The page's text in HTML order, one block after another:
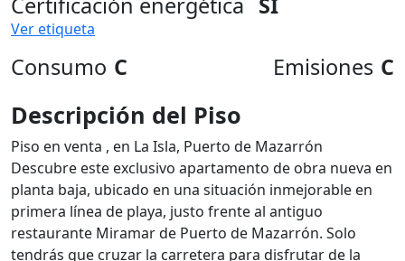
Ver etiqueta
Consumo C Emisiones C
Descripción del Piso
Piso en venta , en La Isla, Puerto de Mazarrón
Descubre este exclusivo apartamento de obra nueva en
planta baja, ubicado en una situación inmejorable en
primera línea de playa, justo frente al antiguo
restaurante Miramar de Puerto de Mazarrón. Solo
tendrás que cruzar la carretera para disfrutar de la